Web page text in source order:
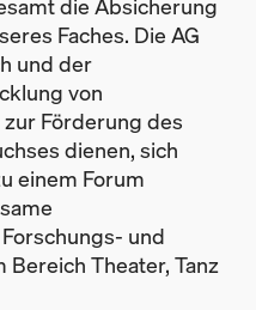
die Absicherung
Faches. Die AG
und der
von
Förderung des
dienen, sich
einem Forum
und
Theater, Tanz